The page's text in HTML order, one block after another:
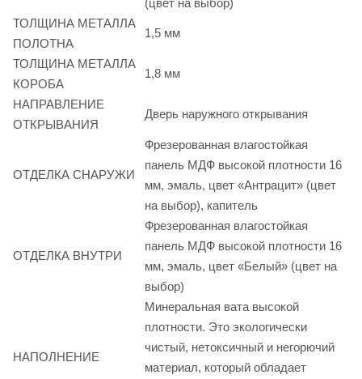
ТОЛЩИНА МЕТАЛЛА
ПОЛОТНА
1,5 мм
ТОЛЩИНА МЕТАЛЛА
КОРОБА
1,8 мм
НАПРАВЛЕНИЕ
ОТКРЫВАНИЯ
Дверь наружного открывания
ОТДЕЛКА СНАРУЖИ
Фрезерованная влагостойкая
панель МДФ высокой плотности 16
мм, эмаль, цвет «Антрацит» (цвет
на выбор), капитель
ОТДЕЛКА ВНУТРИ
Фрезерованная влагостойкая
панель МДФ высокой плотности 16
мм, эмаль, цвет «Белый» (цвет на
выбор)
НАПОЛНЕНИЕ
Минеральная вата высокой
плотности. Это экологически
чистый, нетоксичный и негорючий
материал, который обладает